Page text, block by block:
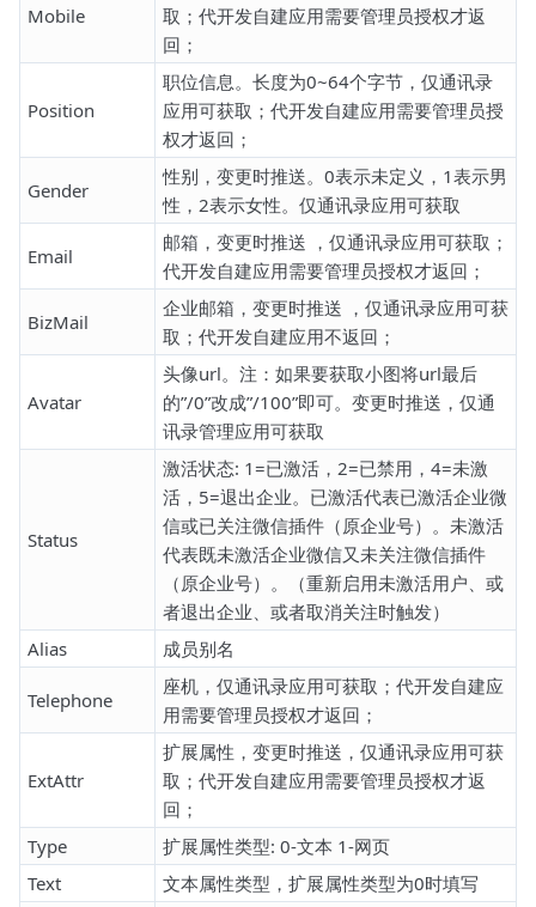
Mobile
取；代开发自建应用需要管理员授权才返
回；
Position
职位信息。长度为0~64个字节，仅通讯录
应用可获取；代开发自建应用需要管理员授
权才返回；
Gender
性别，变更时推送。0表示未定义，1表示男
性，2表示女性。仅通讯录应用可获取
Email
邮箱，变更时推送 ，仅通讯录应用可获取；
代开发自建应用需要管理员授权才返回；
BizMail
企业邮箱，变更时推送 ，仅通讯录应用可获
取；代开发自建应用不返回；
Avatar
头像url。注：如果要获取小图将url最后
的”/0”改成”/100”即可。变更时推送，仅通
讯录管理应用可获取
Status
激活状态: 1=已激活，2=已禁用，4=未激
活，5=退出企业。已激活代表已激活企业微
信或已关注微信插件（原企业号）。未激活
代表既未激活企业微信又未关注微信插件
（原企业号）。（重新启用未激活用户、或
者退出企业、或者取消关注时触发）
Alias
成员别名
Telephone
座机，仅通讯录应用可获取；代开发自建应
用需要管理员授权才返回；
ExtAttr
扩展属性，变更时推送，仅通讯录应用可获
取；代开发自建应用需要管理员授权才返
回；
Type
扩展属性类型: 0-文本 1-网页
Text
文本属性类型，扩展属性类型为0时填写